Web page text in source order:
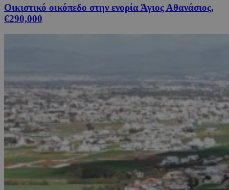
Οικιστικό οικόπεδο στην ενορία Άγιος Αθανάσιος,
€290,000